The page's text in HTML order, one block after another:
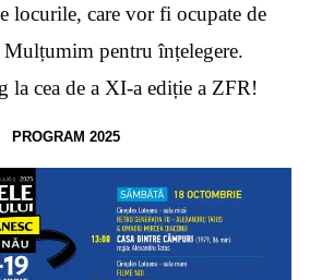
locurile, care vor fi ocupate de
pentru înțelegere.
la cea de a XI-a ediție a ZFR!
PROGRAM 2025